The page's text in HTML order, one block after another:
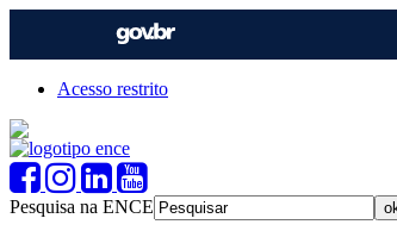
Acesso restrito
Pesquisa na ENCE